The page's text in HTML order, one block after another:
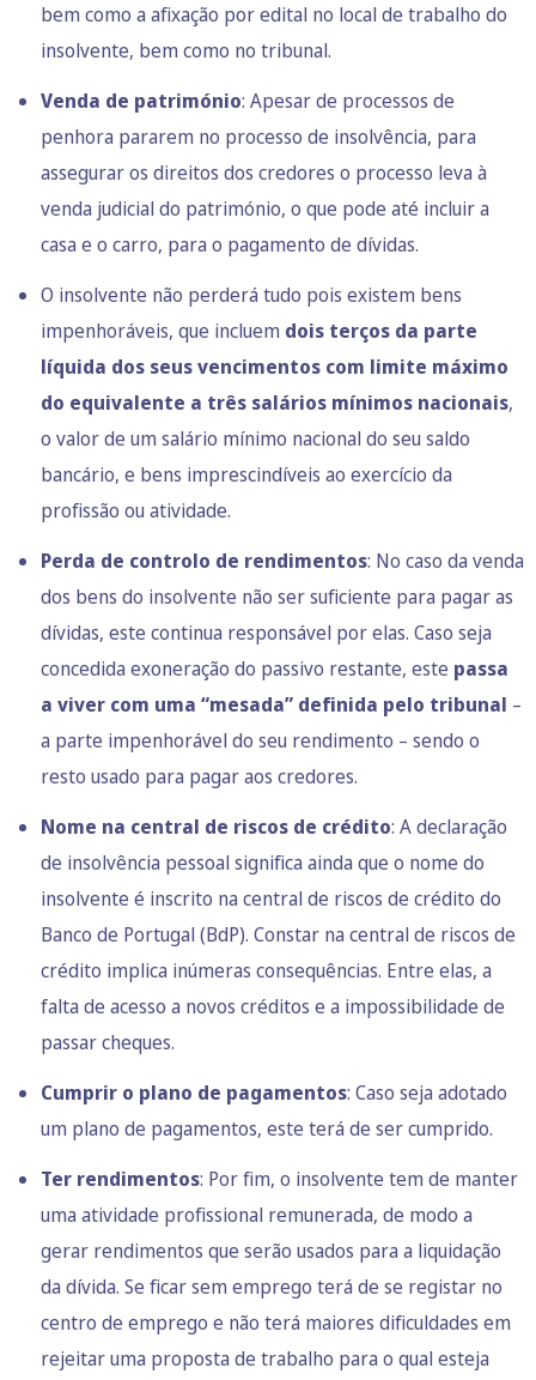
bem como a afixação por edital no local de trabalho do
insolvente, bem como no tribunal.
Venda de património: Apesar de processos de
penhora pararem no processo de insolvência, para
assegurar os direitos dos credores o processo leva à
venda judicial do património, o que pode até incluir a
casa e o carro, para o pagamento de dívidas.
O insolvente não perderá tudo pois existem bens
impenhoráveis, que incluem dois terços da parte
líquida dos seus vencimentos com limite máximo
do equivalente a três salários mínimos nacionais,
o valor de um salário mínimo nacional do seu saldo
bancário, e bens imprescindíveis ao exercício da
profissão ou atividade.
Perda de controlo de rendimentos: No caso da venda
dos bens do insolvente não ser suficiente para pagar as
dívidas, este continua responsável por elas. Caso seja
concedida exoneração do passivo restante, este passa
a viver com uma “mesada” definida pelo tribunal –
a parte impenhorável do seu rendimento – sendo o
resto usado para pagar aos credores.
Nome na central de riscos de crédito: A declaração
de insolvência pessoal significa ainda que o nome do
insolvente é inscrito na central de riscos de crédito do
Banco de Portugal (BdP). Constar na central de riscos de
crédito implica inúmeras consequências. Entre elas, a
falta de acesso a novos créditos e a impossibilidade de
passar cheques.
Cumprir o plano de pagamentos: Caso seja adotado
um plano de pagamentos, este terá de ser cumprido.
Ter rendimentos: Por fim, o insolvente tem de manter
uma atividade profissional remunerada, de modo a
gerar rendimentos que serão usados para a liquidação
da dívida. Se ficar sem emprego terá de se registar no
centro de emprego e não terá maiores dificuldades em
rejeitar uma proposta de trabalho para o qual esteja